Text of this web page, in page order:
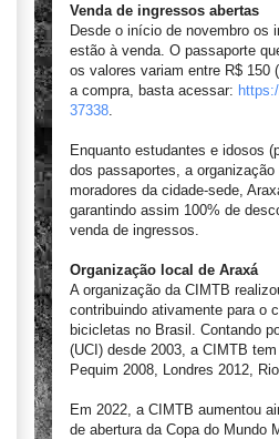
Venda de ingressos abertas
Desde o início de novembro os
estão à venda. O passaporte
os valores variam entre R$ 150
a compra, basta acessar:
37338
Enquanto estudantes e idosos
dos passaportes, a
moradores da cidade-sede,
garantindo assim 100% de
venda de ingressos.
Organização local de Araxá
A organização da CIMTB
contribuindo ativamente para o
bicicletas no Brasil. Contando
(UCI) desde 2003, a CIMTB
Pequim 2008, Londres 2012,
Em 2022, a CIMTB aumentou
de abertura da Copa do Mundo